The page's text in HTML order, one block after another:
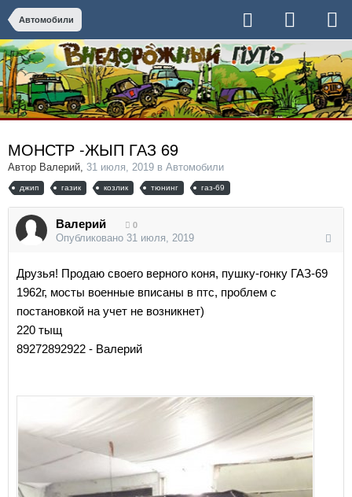
Автомобили
МОНСТР -ЖЫП ГАЗ 69
Автор Валерий, 31 июля, 2019 в Автомобили
джип газик козлик тюнинг газ-69
Валерий
0
Опубликовано 31 июля, 2019
Друзья! Продаю своего верного коня, пушку-гонку ГАЗ-69
1962г, мосты военные вписаны в птс, проблем с
постановкой на учет не возникнет)
220 тыщ
89272892922 - Валерий